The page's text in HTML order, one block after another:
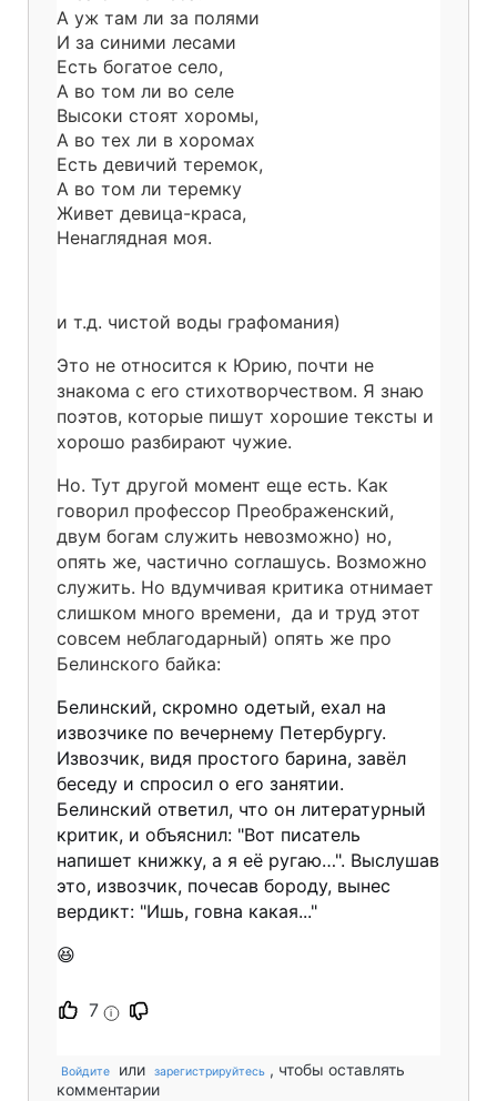
А уж там ли за полями
И за синими лесами
Есть богатое село,
А во том ли во селе
Высоки стоят хоромы,
А во тех ли в хоромах
Есть девичий теремок,
А во том ли теремку
Живет девица-краса,
Ненаглядная моя.
и т.д. чистой воды графомания)
Это не относится к Юрию, почти не
знакома с его стихотворчеством. Я знаю
поэтов, которые пишут хорошие тексты и
хорошо разбирают чужие.
Но. Тут другой момент еще есть. Как
говорил профессор Преображенский,
двум богам служить невозможно) но,
опять же, частично соглашусь. Возможно
служить. Но вдумчивая критика отнимает
слишком много времени, да и труд этот
совсем неблагодарный) опять же про
Белинского байка:
Белинский, скромно одетый, ехал на
извозчике по вечернему Петербургу.
Извозчик, видя простого барина, завёл
беседу и спросил о его занятии.
Белинский ответил, что он литературный
критик, и объяснил: "Вот писатель
напишет книжку, а я её ругаю…". Выслушав
это, извозчик, почесав бороду, вынес
вердикт: "Ишь, говна какая..."
😆
7 i
Войдите или зарегистрируйтесь , чтобы оставлять
комментарии